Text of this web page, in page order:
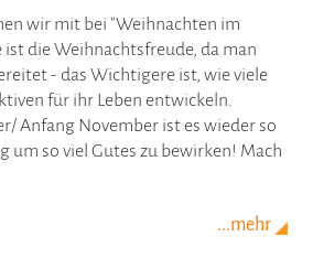
wir mit bei "Weihnachten im
ist die Weihnachtsfreude, da man
- das Wichtigere ist, wie viele
für ihr Leben entwickeln.
Anfang November ist es wieder so
um so viel Gutes zu bewirken! Mach
...mehr